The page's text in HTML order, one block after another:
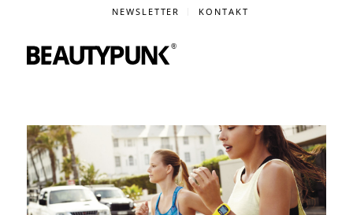
NEWSLETTER KONTAKT